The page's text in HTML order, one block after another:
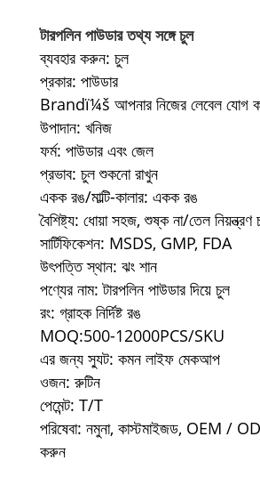
টারপলিন পাউডার তথ্য সঙ্গে চুল
ব্যবহার করুন: চুল
প্রকার: পাউডার
Brandï¼š আপনার নিজের লেবেল যোগ
উপাদান: খনিজ
ফর্ম: পাউডার এবং জেল
প্রভাব: চুল শুকনো রাখুন
একক রঙ/মাল্টি-কালার: একক রঙ
বৈশিষ্ট্য: ধোয়া সহজ, শুষ্ক না/তেল
সার্টিফিকেশন: MSDS, GMP, FDA
উৎপত্তি স্থান: ঝং শান
পণ্যের নাম: টারপলিন পাউডার দিয়ে চুল
রং: গ্রাহক নির্দিষ্ট রঙ
MOQ:500-12000PCS/SKU
এর জন্য স্যুট: কমন লাইফ মেকআপ
ওজন: রুটিন
পেমেন্ট: T/T
পরিষেবা: নমুনা, কাস্টমাইজড, OEM /
করুন